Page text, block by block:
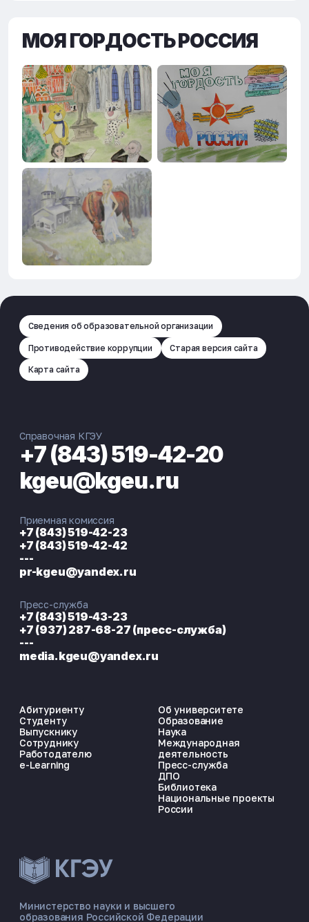
ЭНЕРГОКОД — ПОМОЩНИК КГЭУ
МОЯ ГОРДОСТЬ РОССИЯ
Сведения об образовательной организации
Противодействие коррупции Старая версия сайта
Карта сайта
Министерство науки и высшего
образования Российской Федерации
Абитуриенту
Студенту
Выпускнику
Сотруднику
Работодателю
e-Learning
Об университете
Образование
Наука
Международная
деятельность
Пресс-служба
ДПО
Библиотека
Национальные проекты
России
Справочная КГЭУ
+7 (843) 519-42-20
kgeu@kgeu.ru
Приемная комиссия
+7 (843) 519-42-23
+7 (843) 519-42-42
---
pr-kgeu@yandex.ru
Пресс-служба
+7 (843) 519-43-23
+7 (937) 287-68-27 (пресс-служба)
---
media.kgeu@yandex.ru